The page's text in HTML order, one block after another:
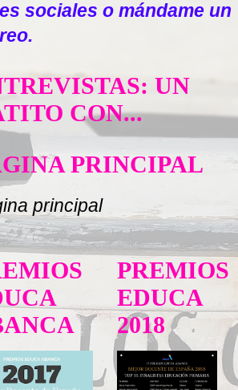
sociales o mándame un
UN
CON...
PRINCIPAL
principal
PREMIOS
EDUCA
2018